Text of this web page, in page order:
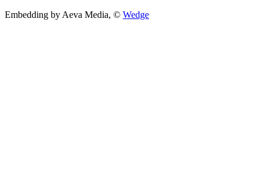
Embedding by Aeva Media, © Wedge